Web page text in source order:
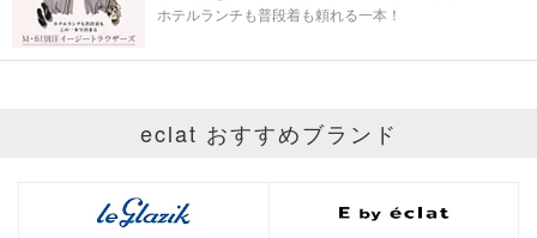
ホテルランチも普段着も頼れる一本！
eclat おすすめブランド